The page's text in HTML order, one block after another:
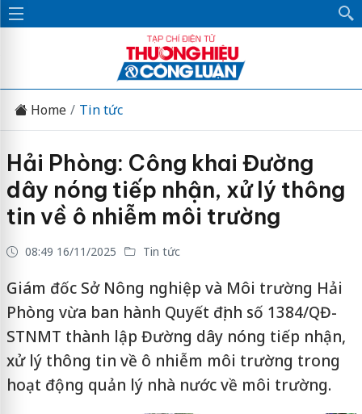
Home Tin tức
Hải Phòng: Công khai Đường
dây nóng tiếp nhận, xử lý thông
tin về ô nhiễm môi trường
08:49 16/11/2025 Tin tức
Giám đốc Sở Nông nghiệp và Môi trường Hải
Phòng vừa ban hành Quyết định số 1384/QĐ-
STNMT thành lập Đường dây nóng tiếp nhận,
xử lý thông tin về ô nhiễm môi trường trong
hoạt động quản lý nhà nước về môi trường.